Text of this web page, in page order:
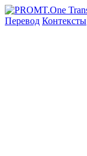
Перевод Контексты